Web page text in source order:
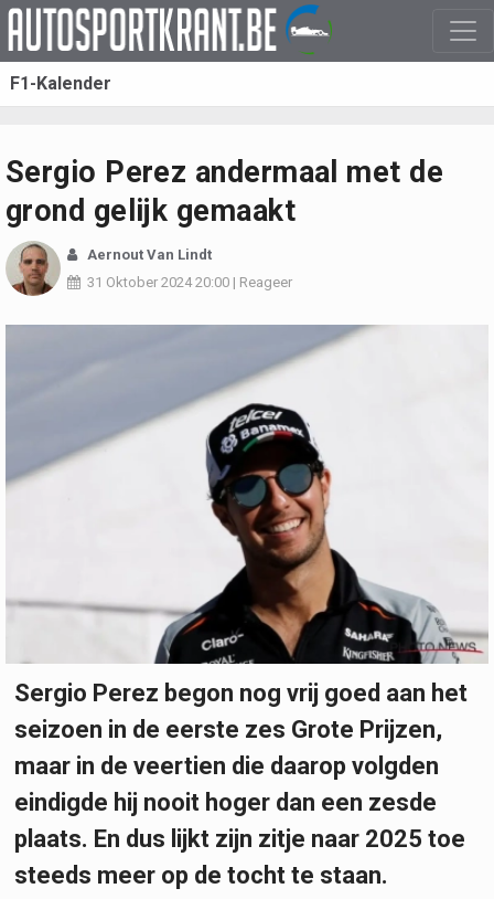
F1-Kalender
Sergio Perez andermaal met de
grond gelijk gemaakt
Aernout Van Lindt
31 Oktober 202420:00 | Reageer
Sergio Perez begon nog vrij goed aan het
seizoen in de eerste zes Grote Prijzen,
maar in de veertien die daarop volgden
eindigde hij nooit hoger dan een zesde
plaats. En dus lijkt zijn zitje naar 2025 toe
steeds meer op de tocht te staan.